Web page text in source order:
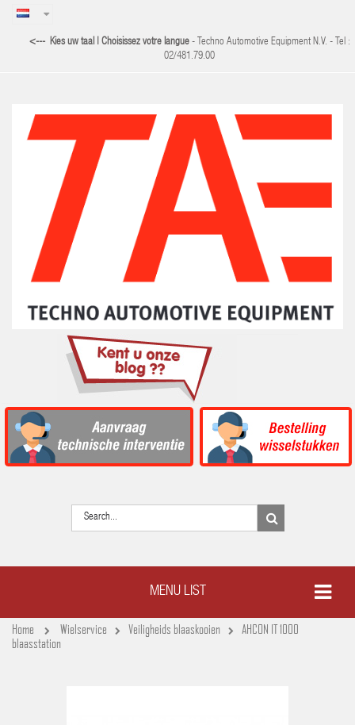
<--- Kies uw taal | Choisissez votre langue- Techno Automotive Equipment N.V. - Tel :
02/481.79.00
MENU LIST
Home Wielservice Veiligheids blaaskooien
AHCON IT 1000
blaasstation